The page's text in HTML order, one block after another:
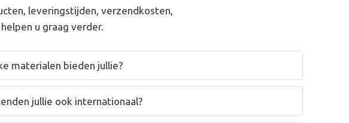
leveringstijden, verzendkosten,
u graag verder.
materialen bieden jullie?
jullie ook internationaal?